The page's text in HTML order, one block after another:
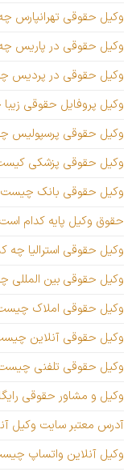
وکیل حقوقی تهرانپارس
وکیل حقوقی در پاریس
وکیل حقوقی در پردیس
وکیل پروفایل حقوقی
وکیل حقوقی پرسپولیس
وکیل حقوقی پزشکی کیست
وکیل حقوقی بانک چیست
حقوق وکیل پایه کدام
وکیل حقوقی استرالیا چه
وکیل حقوقی بین المللی
وکیل حقوقی املاک چیست
وکیل حقوقی آنلاین
وکیل حقوقی تلفنی چیست
وکیل و مشاور حقوقی
آدرس معتبر سایت وکیل
وکیل آنلاین واتساپ